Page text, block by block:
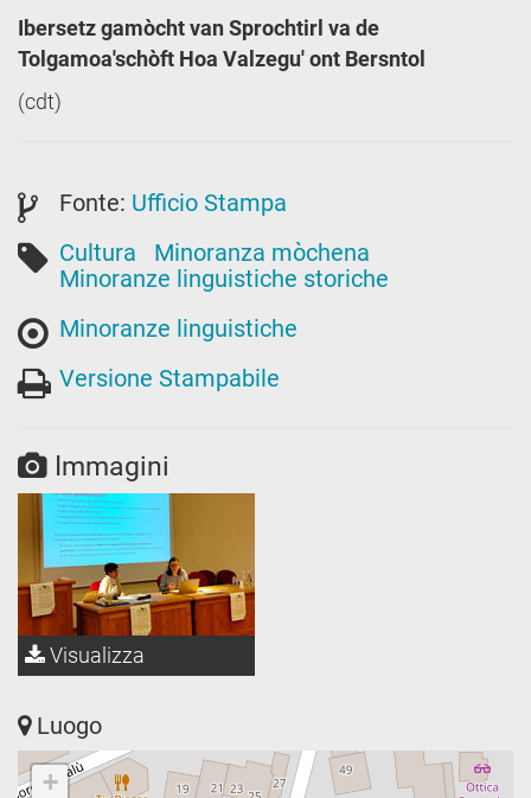
Ibersetz gamòcht van Sprochtirl va de
Tolgamoa'schòft Hoa Valzegu' ont Bersntol
(cdt)
Fonte: Ufficio Stampa
Cultura
Minoranza mòchena
Minoranze linguistiche storiche
Minoranze linguistiche
Versione Stampabile
Immagini
Visualizza
Luogo
+